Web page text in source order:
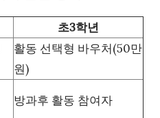
초3학년
활동 선택형 바우처(50만
원)
방과후 활동 참여자